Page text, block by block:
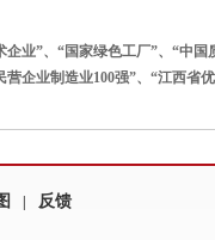
业”、“国家绿色工厂”、“中
企业制造业100强”、“江西
反馈